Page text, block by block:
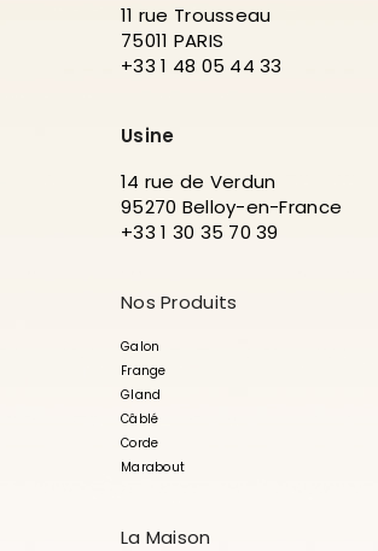
11 rue Trousseau
75011 PARIS
+33 1 48 05 44 33
Usine
14 rue de Verdun
95270 Belloy-en-France
+33 1 30 35 70 39
Nos Produits
Galon
Frange
Gland
Câblé
Corde
Marabout
La Maison